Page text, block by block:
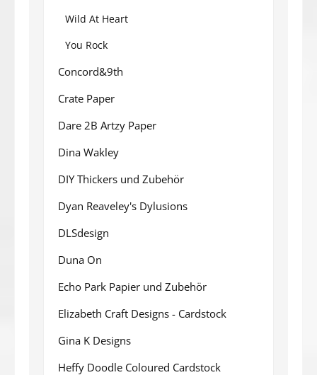
Wild At Heart
You Rock
Concord&9th
Crate Paper
Dare 2B Artzy Paper
Dina Wakley
DIY Thickers und Zubehör
Dyan Reaveley's Dylusions
DLSdesign
Duna On
Echo Park Papier und Zubehör
Elizabeth Craft Designs - Cardstock
Gina K Designs
Heffy Doodle Coloured Cardstock